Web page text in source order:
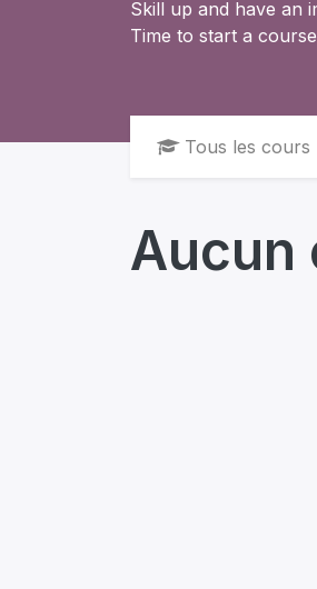
Skill up and have an
Time to start a
Tous les cours
Aucun